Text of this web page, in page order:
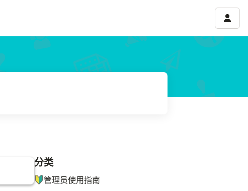
账号
ナビゲーションメニュー
分类
管理员使用指南